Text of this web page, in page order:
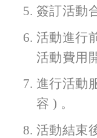
簽訂活動
活動進行
活動費用
進行活動
容 ) 。
活動結束